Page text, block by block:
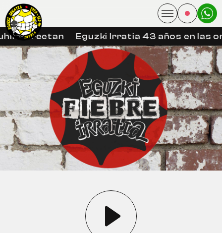
libreetan Eguzki Irratia 43 años en las